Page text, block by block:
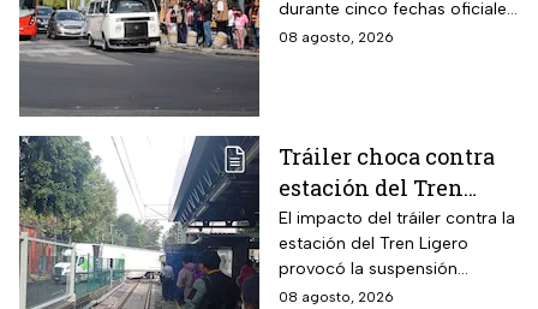
durante cinco fechas oficiales
en la CDMX; estos son los
08 agosto, 2026
Tráiler choca contra
estación del Tren
Ligero en CDMX
El impacto del tráiler contra la
estación del Tren Ligero
provocó la suspensión
momentánea del servicio
08 agosto, 2026